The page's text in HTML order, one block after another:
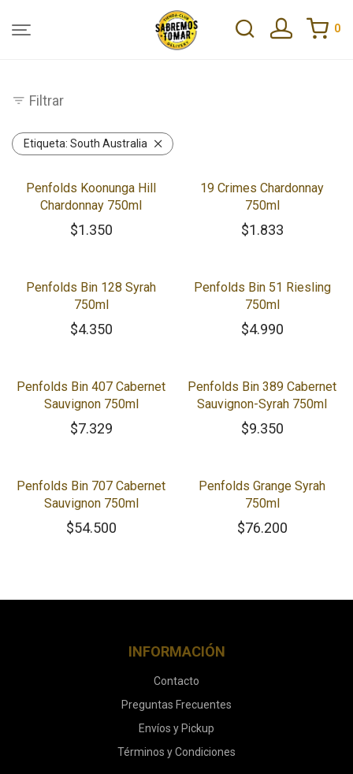
0
Filtrar
Etiqueta: South Australia
Penfolds Koonunga Hill
Chardonnay 750ml
$1.350
19 Crimes Chardonnay
750ml
$1.833
Penfolds Bin 128 Syrah
750ml
$4.350
Penfolds Bin 51 Riesling
750ml
$4.990
Penfolds Bin 407 Cabernet
Sauvignon 750ml
$7.329
Penfolds Bin 389 Cabernet
Sauvignon-Syrah 750ml
$9.350
Penfolds Bin 707 Cabernet
Sauvignon 750ml
$54.500
Penfolds Grange Syrah
750ml
$76.200
INFORMACIÓN
Contacto
Preguntas Frecuentes
Envíos y Pickup
Términos y Condiciones